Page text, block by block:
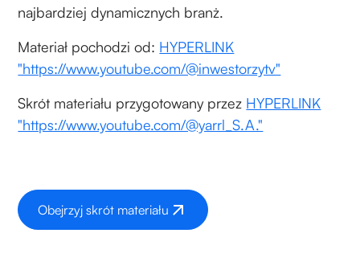
najbardziej dynamicznych branż.
Materiał pochodzi od: HYPERLINK
"https://www.youtube.com/@inwestorzytv"
Skrót materiału przygotowany przez HYPERLINK
"https://www.youtube.com/@yarrl_S.A."
Obejrzyj skrót materiału